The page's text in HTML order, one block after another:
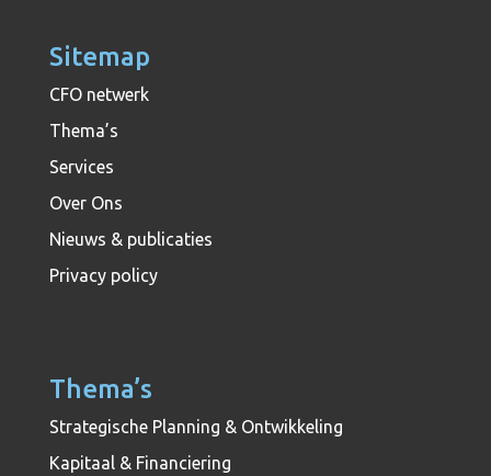
Sitemap
CFO netwerk
Thema’s
Services
Over Ons
Nieuws & publicaties
Privacy policy
Thema’s
Strategische Planning & Ontwikkeling
Kapitaal & Financiering